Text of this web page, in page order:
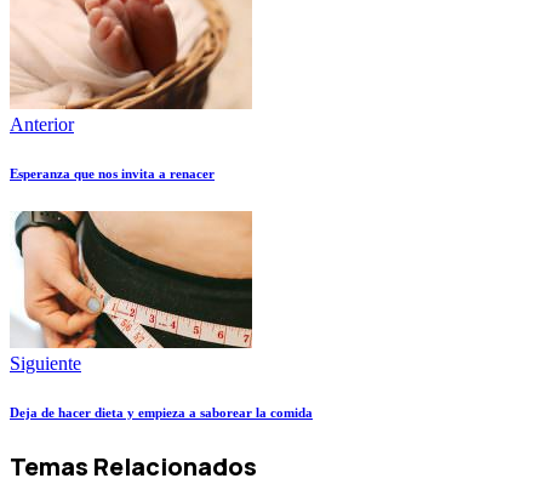
Anterior
Esperanza que nos invita a renacer
Siguiente
Deja de hacer dieta y empieza a saborear la comida
Temas Relacionados